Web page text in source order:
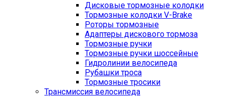
Дисковые тормозные колодки
Тормозные колодки V-Brake
Роторы тормозные
Адаптеры дискового тормоза
Тормозные ручки
Тормозные ручки шоссейные
Гидролинии велосипеда
Рубашки троса
Тормозные тросики
Трансмиссия велосипеда